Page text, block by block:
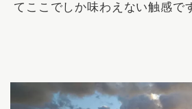
てここでしか味わえない触感で